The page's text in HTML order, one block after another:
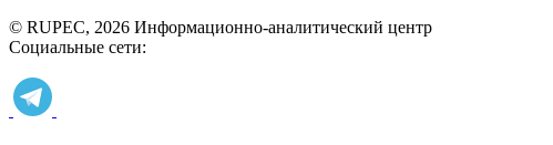
© RUPEC, 2026 Информационно-аналитический центр
Социальные сети: